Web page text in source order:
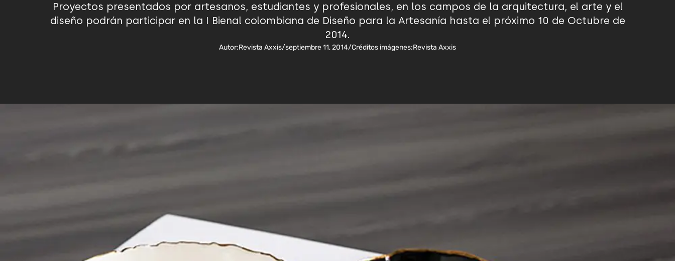
Proyectos presentados por artesanos, estudiantes y profesionales, en los campos de la arquitectura, el arte y el
diseño podrán participar en la I Bienal colombiana de Diseño para la Artesanía hasta el próximo 10 de Octubre de
2014.
Autor:Revista Axxis/septiembre 11, 2014/Créditos imágenes:Revista Axxis